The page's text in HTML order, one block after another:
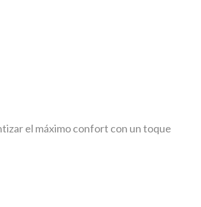
el máximo confort con un toque